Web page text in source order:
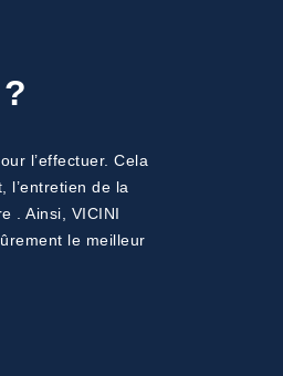
l’effectuer. Cela
l’entretien de la
. Ainsi, VICINI
le meilleur